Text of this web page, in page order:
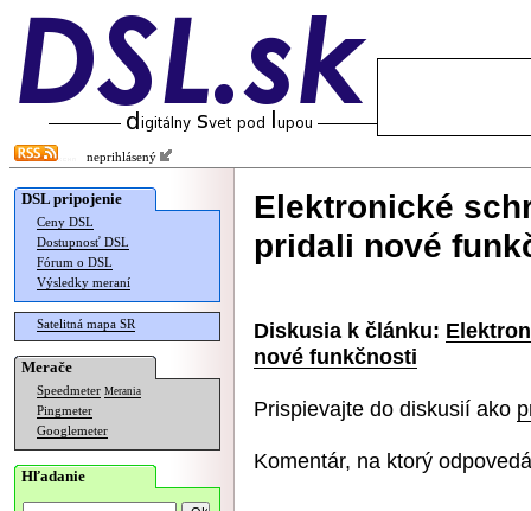
neprihlásený
DSL pripojenie
Ceny DSL
Dostupnosť DSL
Fórum o DSL
Výsledky meraní
Satelitná mapa SR
Merače
Speedmeter Merania
Pingmeter
Googlemeter
Hľadanie
Elektronické
pridali nové
Diskusia k článku:
nové funkčnosti
Prispievajte do diskusií ako
Komentár, na ktorý